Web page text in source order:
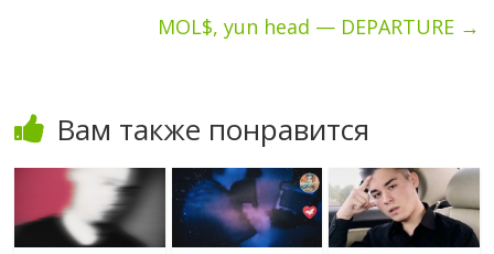
MOL$, yun head — DEPARTURE →
Вам также понравится